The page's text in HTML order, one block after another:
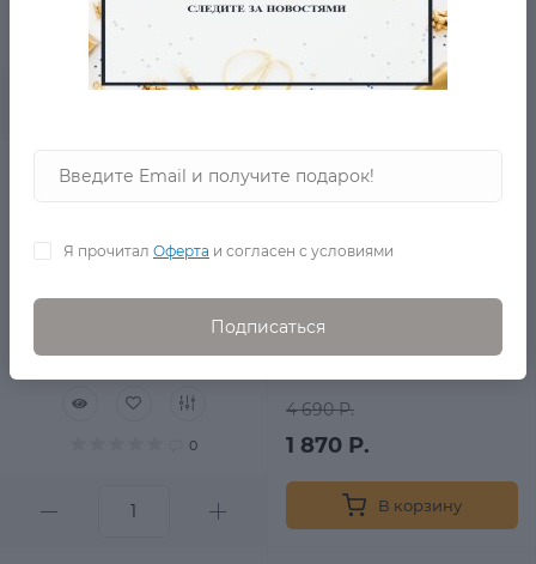
0 3 290 Р.
0
Розовый Атласный
4 690 Р.
1 870 Р.
В корзину
Я прочитал Оферта и согласен с условиями
Подписаться